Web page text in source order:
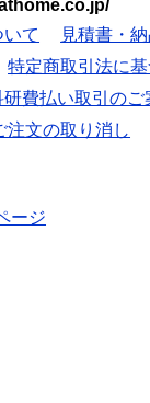
て
見積書・
特定商取引法に
費払い取引のご
注文の取り消し
ージ